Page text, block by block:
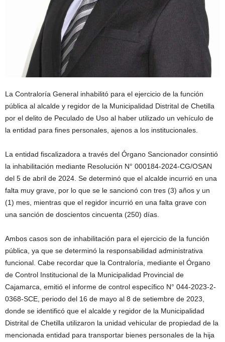
La Contraloría General inhabilitó para el ejercicio de la función
pública al alcalde y regidor de la Municipalidad Distrital de Chetilla
por el delito de Peculado de Uso al haber utilizado un vehículo de
la entidad para fines personales, ajenos a los institucionales.
La entidad fiscalizadora a través del Órgano Sancionador consintió
la inhabilitación mediante Resolución N° 000184-2024-CG/OSAN
del 5 de abril de 2024. Se determinó que el alcalde incurrió en una
falta muy grave, por lo que se le sancionó con tres (3) años y un
(1) mes, mientras que el regidor incurrió en una falta grave con
una sanción de doscientos cincuenta (250) días.
Ambos casos son de inhabilitación para el ejercicio de la función
pública, ya que se determinó la responsabilidad administrativa
funcional. Cabe recordar que la Contraloría, mediante el Órgano
de Control Institucional de la Municipalidad Provincial de
Cajamarca, emitió el informe de control específico N° 044-2023-2-
0368-SCE, periodo del 16 de mayo al 8 de setiembre de 2023,
donde se identificó que el alcalde y regidor de la Municipalidad
Distrital de Chetilla utilizaron la unidad vehicular de propiedad de la
mencionada entidad para transportar bienes personales de la hija